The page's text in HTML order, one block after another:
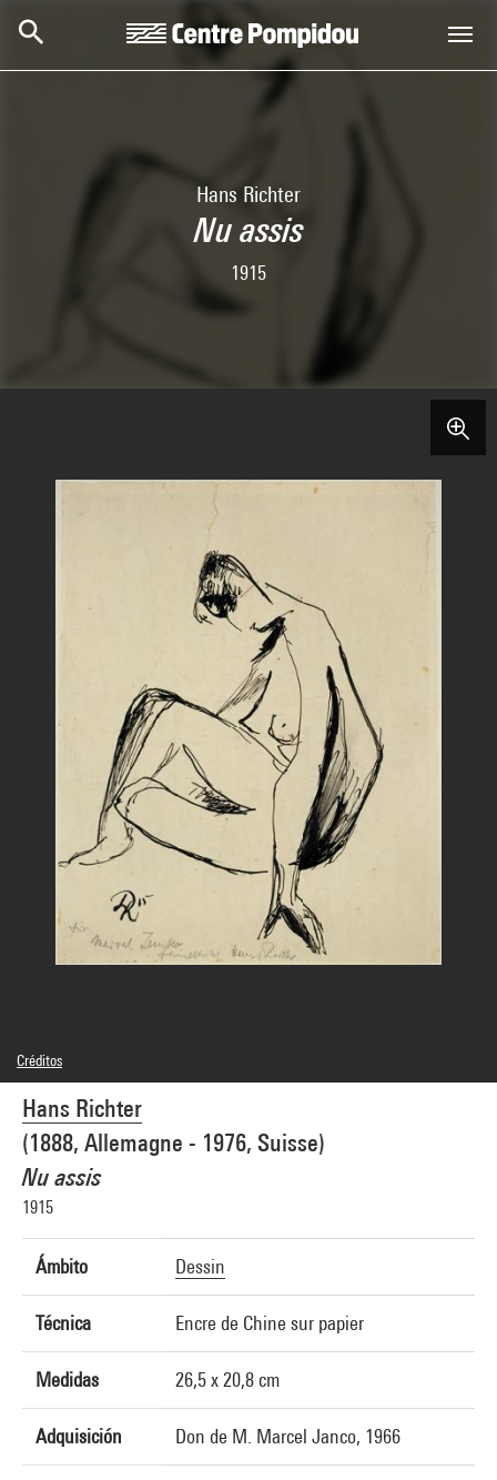
Hans Richter
Nu assis
1915
Hans Richter
(1888, Allemagne - 1976, Suisse)
Nu assis
1915
Ámbito Dessin
Técnica Encre de Chine sur papier
Medidas 26,5 x 20,8 cm
Adquisición Don de M. Marcel Janco, 1966
Créditos
© Art acQuest
Créditos fotográficos : Centre Pompidou, MNAM-CCI/Jean-Claude Planchet/Dist.
GrandPalaisRmn
Referencia de la imagen : 4F51537 [2004 CX 0727]